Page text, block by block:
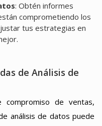
: Obtén informes
comprometiendo los
tus estrategias en
de Análisis de
de ventas,
análisis de datos puede